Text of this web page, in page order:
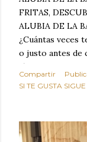
FRITAS,
ALUBIA DE LA
¿Cuántas veces
o justo antes de
típicas patatas
ultraprocesados
sabroso, con
satisface. Estas
Compartir
SI TE GUSTA SIGUE